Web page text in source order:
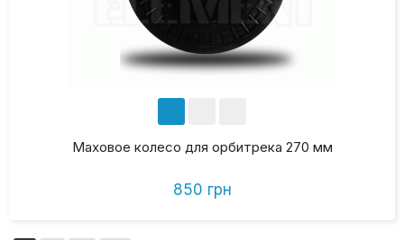
Маховое колесо для орбитрека 270 мм
850 грн